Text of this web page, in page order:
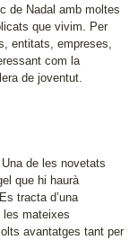
de Nadal amb moltes
que vivim. Per
entitats, empreses,
com la
de joventut.
de les novetats
que hi haurà
tracta d’una
les mateixes
avantatges tant per